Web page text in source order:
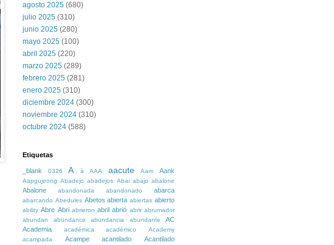
agosto 2025 (680)
julio 2025 (310)
junio 2025 (280)
mayo 2025 (100)
abril 2025 (220)
marzo 2025 (289)
febrero 2025 (281)
enero 2025 (310)
diciembre 2024 (300)
noviembre 2024 (310)
octubre 2024 (588)
Etiquetas
_blank 0326 A à AAA aacute Aam Aank
Aapgujeong Abadejo abadejos Abai abajo abalone
Abalone abandonada abandonado abarca
abarcando Abedules Abetos abierta abiertas abierto
ability Abre Abri abrieron abril abrió abrir abrumador
abundan
abundance abundancia abundante
AC
Academia
académica académico
Academy
acampada
Acampe acantilado Acantilado